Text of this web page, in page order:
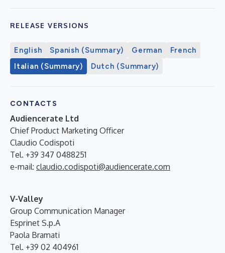
RELEASE VERSIONS
English Spanish (Summary) German
French
Italian (Summary)
Dutch (Summary)
CONTACTS
Audiencerate Ltd
Chief Product Marketing Officer
Claudio Codispoti
Tel. +39 347 0488251
e-mail: claudio.codispoti@audiencerate.com
V-Valley
Group Communication Manager
Esprinet S.p.A
Paola Bramati
Tel. +39 02 404961